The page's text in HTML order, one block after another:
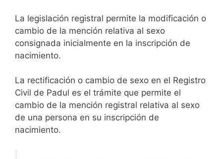
La legislación registral permite la modificación o
cambio de la mención relativa al sexo
consignada inicialmente en la inscripción de
nacimiento.
La rectificación o cambio de sexo en el Registro
Civil de Padul es el trámite que permite el
cambio de la mención registral relativa al sexo
de una persona en su inscripción de
nacimiento.